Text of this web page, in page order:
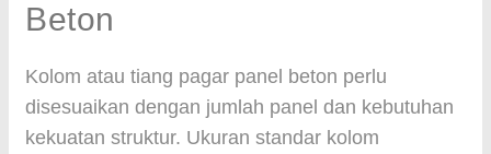
Beton
Kolom atau tiang pagar panel beton perlu
disesuaikan dengan jumlah panel dan kebutuhan
kekuatan struktur. Ukuran standar kolom